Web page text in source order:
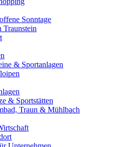
Sonntage
Traunstein
& Sportanlagen
& Sportstätten
Traun & Mühlbach